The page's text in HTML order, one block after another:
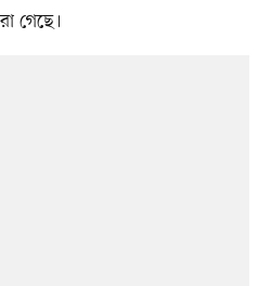
গেছে।